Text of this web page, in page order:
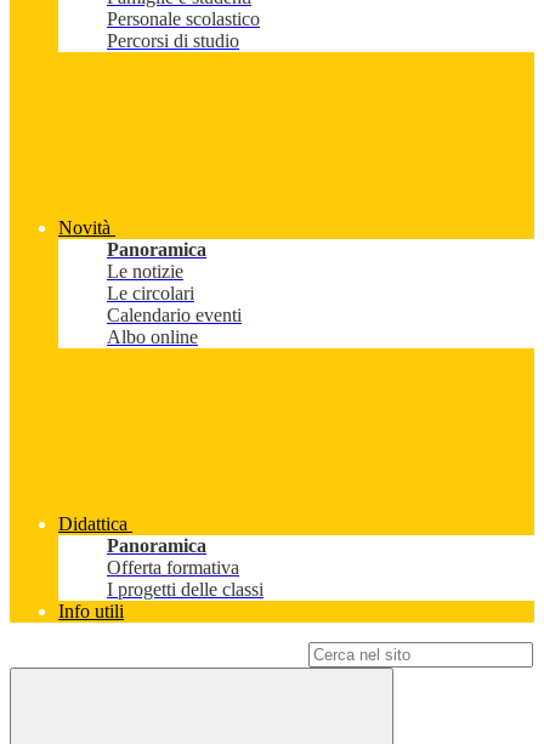
Personale scolastico
Percorsi di studio
Novità
Panoramica
Le notizie
Le circolari
Calendario eventi
Albo online
Didattica
Panoramica
Offerta formativa
I progetti delle classi
Info utili